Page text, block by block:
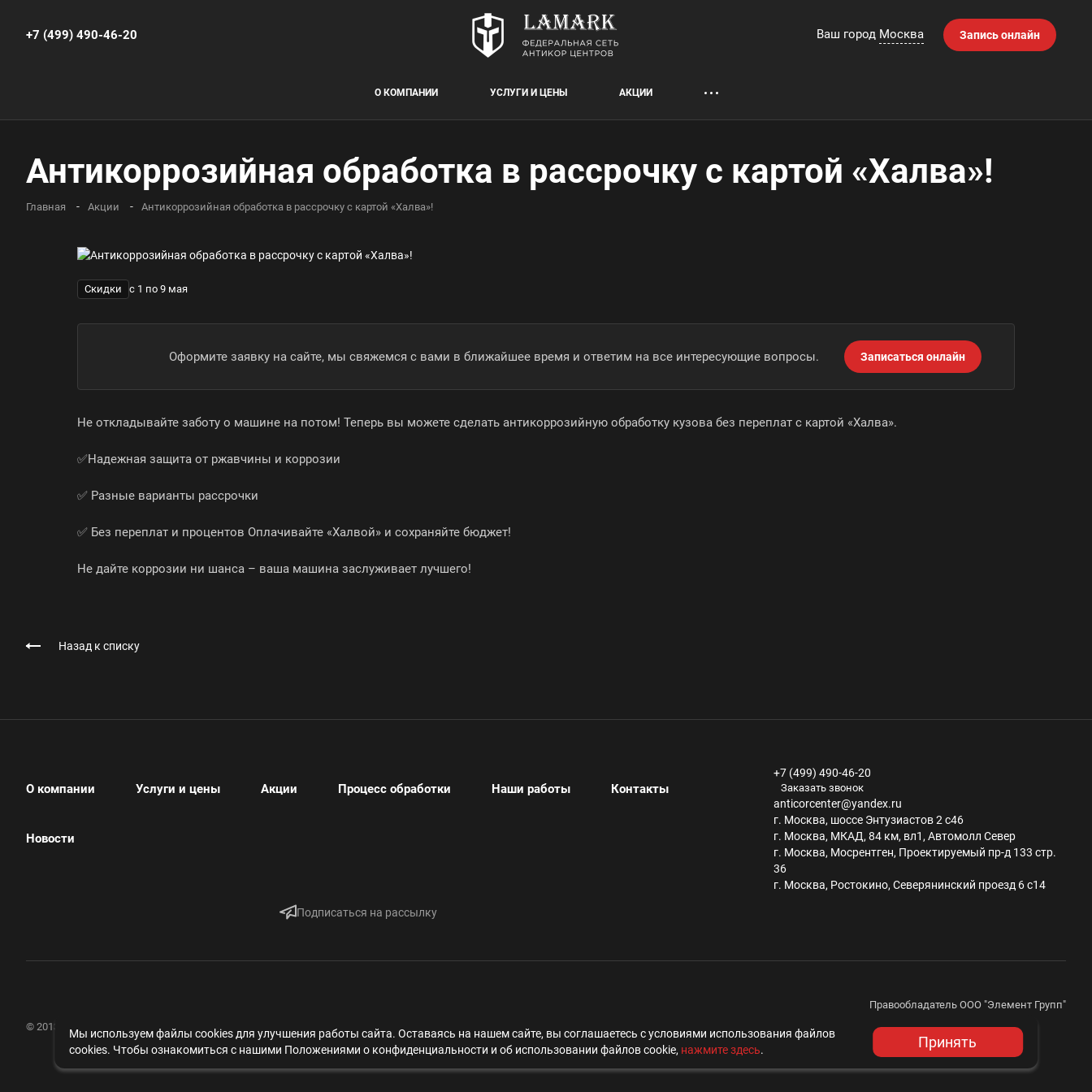
+7 (499) 490-46-20 Ваш город Москва Запись онлайн
О КОМПАНИИ УСЛУГИ И ЦЕНЫ АКЦИИ
Антикоррозийная обработка в рассрочку с картой «Халва»!
Главная Акции Антикоррозийная обработка в рассрочку с картой «Халва»!
Скидки с 1 по 9 мая
Оформите заявку на сайте, мы свяжемся с вами в ближайшее время и ответим на все интересующие вопросы. Записаться онлайн
Не откладывайте заботу о машине на потом! Теперь вы можете сделать антикоррозийную обработку кузова без переплат с картой «Халва».
✅Надежная защита от ржавчины и коррозии
✅ Разные варианты рассрочки
✅ Без переплат и процентов Оплачивайте «Халвой» и сохраняйте бюджет!
Не дайте коррозии ни шанса – ваша машина заслуживает лучшего!
Назад к списку
Мы используем файлы cookies для улучшения работы сайта. Оставаясь на нашем сайте, вы соглашаетесь с условиями использования файлов
cookies. Чтобы ознакомиться с нашими Положениями о конфиденциальности и об использовании файлов cookie, нажмите здесь. Принять
О компании Услуги и цены Акции Процесс обработки Наши работы Контакты
Новости
Подписаться на рассылку
+7 (499) 490-46-20
Заказать звонок
anticorcenter@yandex.ru
г. Москва, шоссе Энтузиастов 2 с46
г. Москва, МКАД, 84 км, вл1, Автомолл Север
г. Москва, Мосрентген, Проектируемый пр-д 133 стр.
36
г. Москва, Ростокино, Северянинский проезд 6 с14
© 2013 - 2026 Антикор Центр
Правообладатель ООО "Элемент Групп"
ОГРН 1137746673107
Политика конфиденциальности